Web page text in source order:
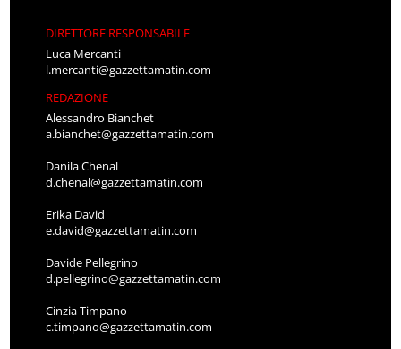
DIRETTORE RESPONSABILE
Luca Mercanti
l.mercanti@gazzettamatin.com
REDAZIONE
Alessandro Bianchet
a.bianchet@gazzettamatin.com
Danila Chenal
d.chenal@gazzettamatin.com
Erika David
e.david@gazzettamatin.com
Davide Pellegrino
d.pellegrino@gazzettamatin.com
Cinzia Timpano
c.timpano@gazzettamatin.com